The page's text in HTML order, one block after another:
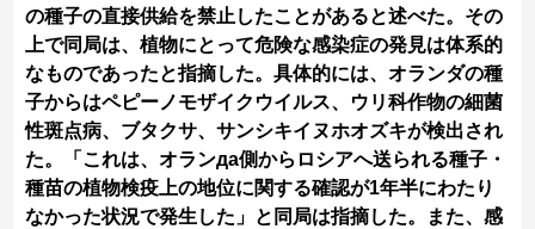
の種子の直接供給を禁止したことがあると述べた。その
上で同局は、植物にとって危険な感染症の発見は体系的
なものであったと指摘した。具体的には、オランダの種
子からはペピーノモザイクウイルス、ウリ科作物の細菌
性斑点病、ブタクサ、サンシキイヌホオズキが検出され
た。「これは、オランда側からロシアへ送られる種子・
種苗の植物検疫上の地位に関する確認が1年半にわたり
なかった状況で発生した」と同局は指摘した。また、感